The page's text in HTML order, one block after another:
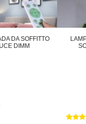
SOSPENSIONE DA
DESIG